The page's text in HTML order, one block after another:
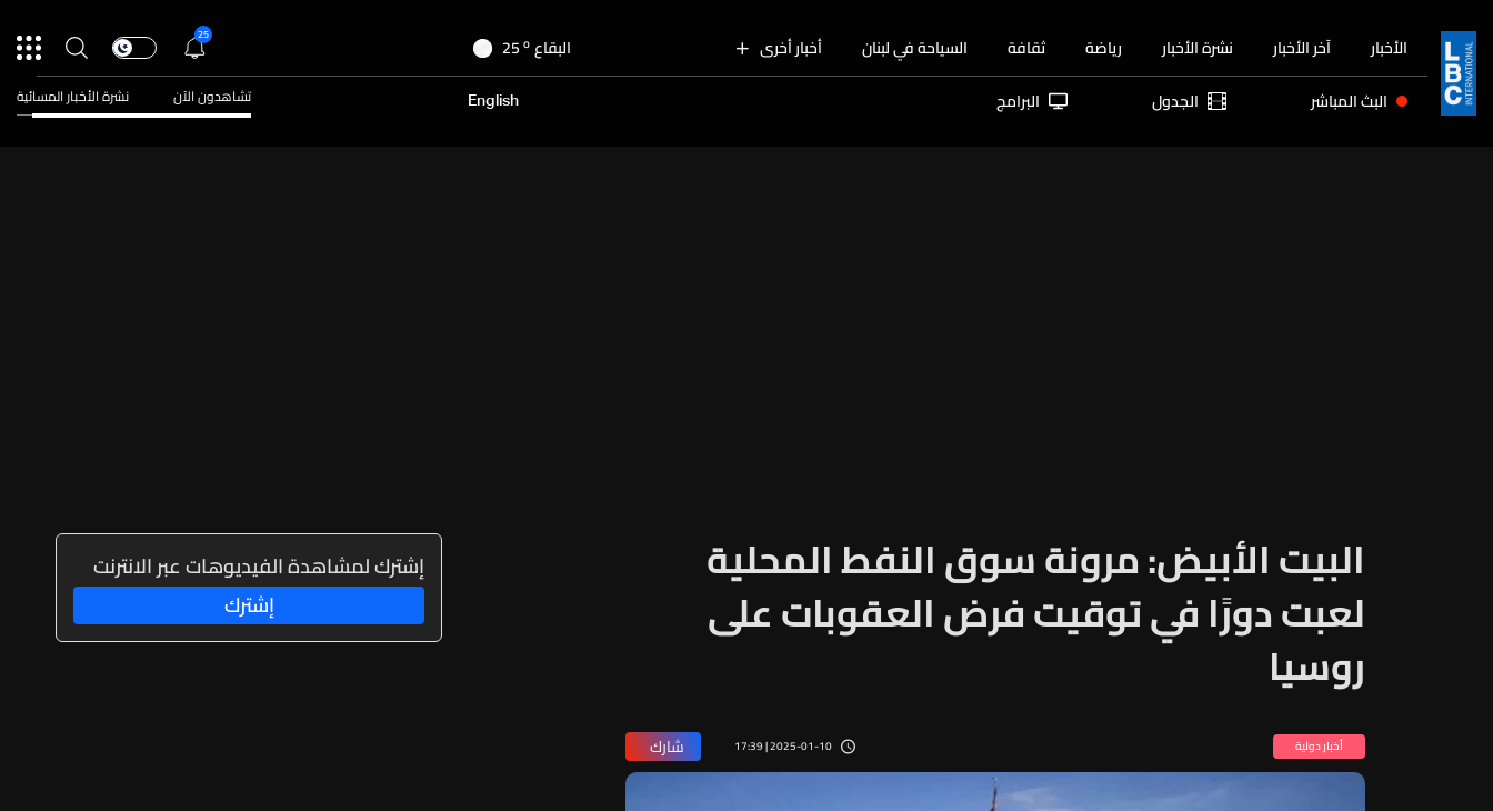
الأخبار آخر الأخبار نشرة الأخبار رياضة ثقافة السياحة في لبنان أخبار أخرى البقاع 25 o
الجنوب 26o
27
25
البث المباشر الجدول البرامج English تشاهدون الآن نشرة الأخبار المسائية
البيت الأبيض: مرونة سوق النفط المحلية
لعبت دورًا في توقيت فرض العقوبات على
روسيا
أخبار دولية 2025-01-10 | 17:39 شارك
إشترك لمشاهدة الفيديوهات عبر الانترنت
إشترك